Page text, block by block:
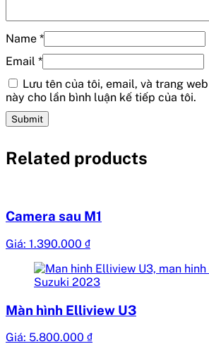
Name *
Email *
Lưu tên của tôi, email, và trang
này cho lần bình luận kế tiếp của tôi.
Related products
Camera sau M1
Giá: 1.390.000 ₫
Màn hình Elliview U3
Giá: 5.800.000 ₫